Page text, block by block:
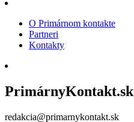
O Primárnom kontakte
Partneri
Kontakty
PrimárnyKontakt.sk
redakcia@primarnykontakt.sk